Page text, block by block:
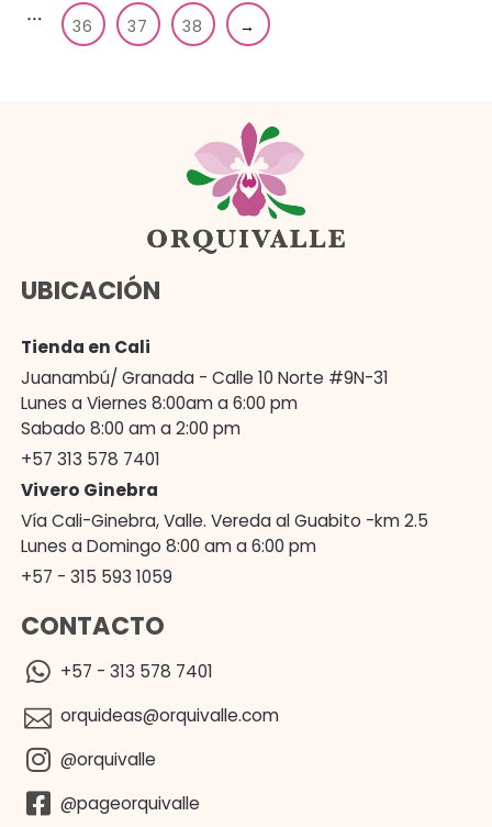
…
36 37 38 →
UBICACIÓN
Tienda en Cali
Juanambú/ Granada - Calle 10 Norte #9N-31
Lunes a Viernes 8:00am a 6:00 pm
Sabado 8:00 am a 2:00 pm
+57 313 578 7401
Vivero Ginebra
Vía Cali-Ginebra, Valle. Vereda al Guabito -km 2.5
Lunes a Domingo 8:00 am a 6:00 pm
+57 - 315 593 1059
CONTACTO
+57 - 313 578 7401
orquideas@orquivalle.com
@orquivalle
@pageorquivalle